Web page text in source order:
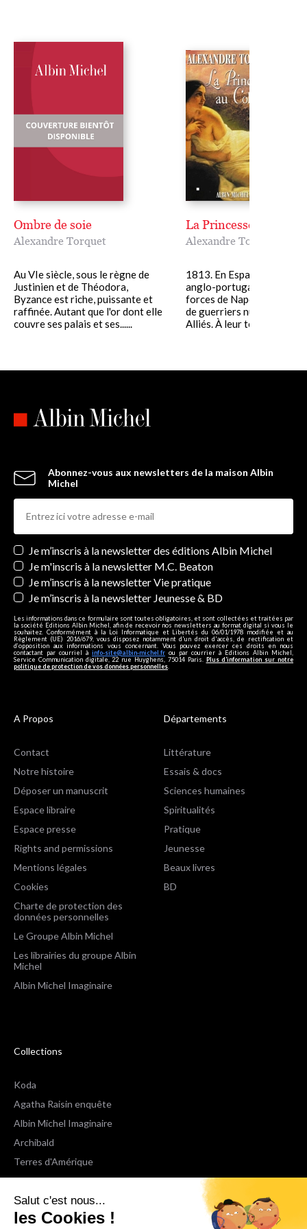
Salut c'est nous...
les Cookies !
Ombre de soie
Alexandre Torquet
Au VIe siècle, sous le règne de
Justinien et de Théodora,
Byzance est riche, puissante et
raffinée. Autant que l'or dont elle
couvre ses palais et ses......
La Princesse au cobra
Alexandre Torquet
1813. En Espagne, l'armée
anglo-portugaise a
forces de Napoléon. Un
de guerriers nubiens a
Alliés. À leur tête, une......
Abonnez-vous aux newsletters de la maison Albin
Michel
Newsletters
Je m’inscris à la newsletter des éditions Albin Michel
Je m'inscris à la newsletter M.C. Beaton
Je m’inscris à la newsletter Vie pratique
Je m’inscris à la newsletter Jeunesse & BD
Les informations dans ce formulaire sont toutes obligatoires, et sont collectées et traitées par
la société Editions Albin Michel, afin de recevoir nos newsletters au format digital si vous le
souhaitez. Conformément à la Loi Informatique et Libertés du 06/01/1978 modifiée et au
Règlement (UE) 2016/679, vous disposez notamment d'un droit d'accès, de rectification et
d’opposition aux informations vous concernant. Vous pouvez exercer ces droits en nous
contactant par courriel à info-site@albin-michel.fr ou par courrier à Editions Albin Michel,
Service Communication digitale, 22 rue Huyghens, 75014 Paris. Plus d’information sur notre
politique de protection de vos données personnelles.
A Propos
Contact
Notre histoire
Déposer un manuscrit
Espace libraire
Espace presse
Rights and permissions
Mentions légales
Cookies
Charte de protection des
données personnelles
Le Groupe Albin Michel
Les librairies du groupe Albin
Michel
Albin Michel Imaginaire
Départements
Littérature
Essais & docs
Sciences humaines
Spiritualités
Pratique
Jeunesse
Beaux livres
BD
Collections
Koda
Agatha Raisin enquête
Albin Michel Imaginaire
Archibald
Terres d'Amérique
Espaces Libres Poche
NOX
Wiz